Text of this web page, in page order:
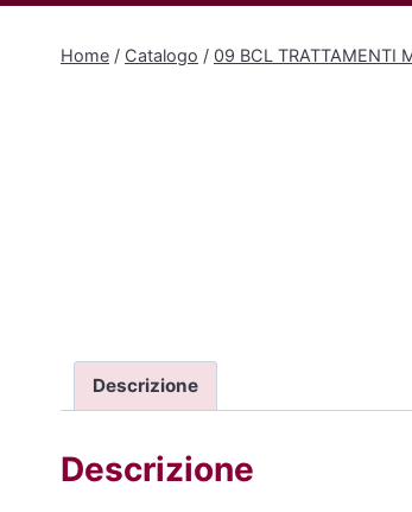
Home / Catalogo / 09 BCL TRATTAMENTI
Descrizione
Descrizione